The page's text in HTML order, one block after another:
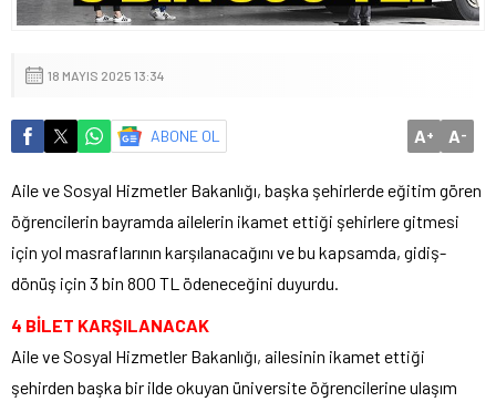
18 MAYIS 2025 13:34
ABONE OL A+ A-
Aile ve Sosyal Hizmetler Bakanlığı, başka şehirlerde eğitim gören
öğrencilerin bayramda ailelerin ikamet ettiği şehirlere gitmesi
için yol masraflarının karşılanacağını ve bu kapsamda, gidiş-
dönüş için 3 bin 800 TL ödeneceğini duyurdu.
4 BİLET KARŞILANACAK
Aile ve Sosyal Hizmetler Bakanlığı, ailesinin ikamet ettiği
şehirden başka bir ilde okuyan üniversite öğrencilerine ulaşım